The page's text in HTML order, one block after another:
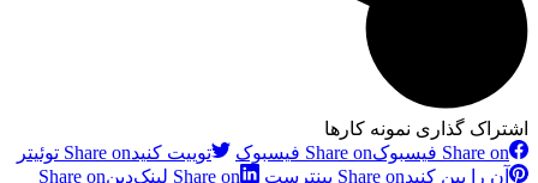
اشتراک گذاری نمونه کارها
Share on فیسبوک
Share on فیسبوک توییت کنیدShare on توئیتر
آن را پین کنیدShare on پینترست Share on لینک‌دین
Share on